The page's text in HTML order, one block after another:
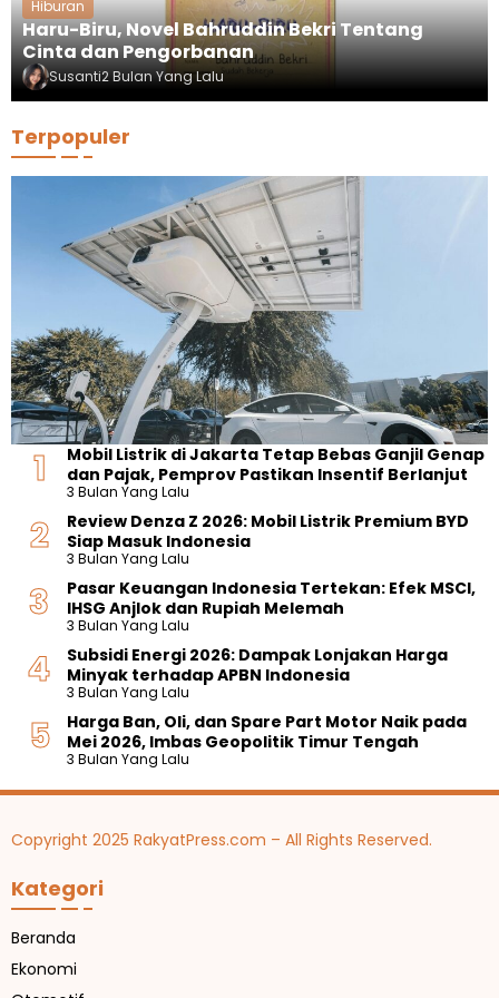
Hiburan
Haru-Biru, Novel Bahruddin Bekri Tentang
Cinta dan Pengorbanan
Susanti2 Bulan Yang Lalu
Terpopuler
Mobil Listrik di Jakarta Tetap Bebas Ganjil Genap
dan Pajak, Pemprov Pastikan Insentif Berlanjut
3 Bulan Yang Lalu
Review Denza Z 2026: Mobil Listrik Premium BYD
Siap Masuk Indonesia
3 Bulan Yang Lalu
Pasar Keuangan Indonesia Tertekan: Efek MSCI,
IHSG Anjlok dan Rupiah Melemah
3 Bulan Yang Lalu
Subsidi Energi 2026: Dampak Lonjakan Harga
Minyak terhadap APBN Indonesia
3 Bulan Yang Lalu
Harga Ban, Oli, dan Spare Part Motor Naik pada
Mei 2026, Imbas Geopolitik Timur Tengah
3 Bulan Yang Lalu
Copyright 2025 RakyatPress.com – All Rights Reserved.
Kategori
Beranda
Ekonomi